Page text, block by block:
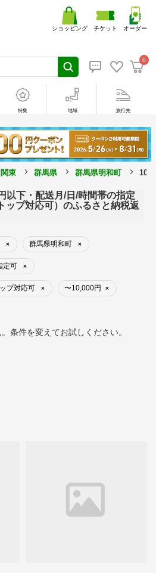
0
ショッピング チケット オーダー
特集 地域 旅行先
関東 群馬県 群馬県明和町
以下・配送月/日/時間帯の指定
ップ対応可）のふるさと納税返
× 群馬県明和町 ×
定可 ×
プ対応可 × 〜10,000円 ×
条件を変えてお試しください。